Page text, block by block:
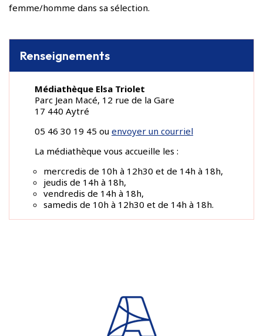
femme/homme dans sa sélection.
Renseignements
Médiathèque Elsa Triolet
Parc Jean Macé, 12 rue de la Gare
17 440 Aytré
05 46 30 19 45 ou envoyer un courriel
La médiathèque vous accueille les :
mercredis de 10h à 12h30 et de 14h à 18h,
jeudis de 14h à 18h,
vendredis de 14h à 18h,
samedis de 10h à 12h30 et de 14h à 18h.